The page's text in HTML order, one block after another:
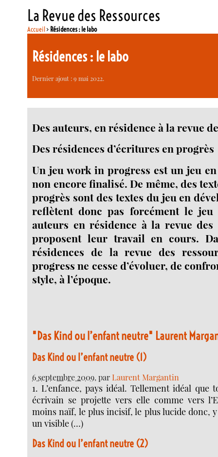
La Revue des Ressources
Accueil> Résidences : le labo
Résidences : le labo
Dernier ajout : 9 mai 2022.
Des auteurs, en résidence à la revue
Des résidences d’écritures en progrès
Un jeu work in progress est un jeu
non encore finalisé. De même, des
progrès sont des textes du jeu en
reflètent donc pas forcément le
auteurs en résidence à la revue des
proposent leur travail en cours.
résidences de la revue des
progress ne cesse d’évoluer, de
style, à l’époque.
"Das Kind ou l’enfant neutre" Laurent
Das Kind ou l’enfant neutre (1)
6 septembre 2009, parLaurent Margantin
1. L’enfance, pays idéal. Tellement idéal que
écrivain se projette vers elle comme vers
moins naïf, le plus incisif, le plus lucide donc,
un visible (…)
Das Kind ou l’enfant neutre (2)